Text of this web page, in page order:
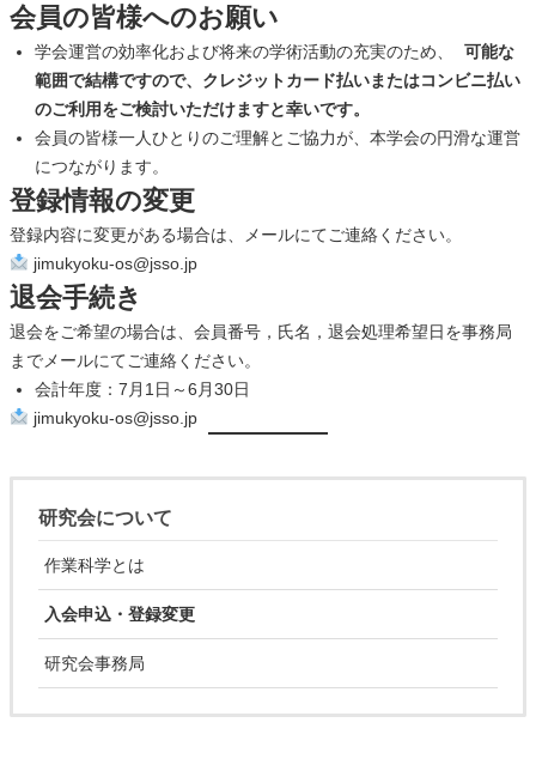
会員の皆様へのお願い
学会運営の効率化および将来の学術活動の充実のため、可能な
範囲で結構ですので、クレジットカード払いまたはコンビニ払い
のご利用をご検討いただけますと幸いです。
会員の皆様一人ひとりのご理解とご協力が、本学会の円滑な運営
につながります。
登録情報の変更
登録内容に変更がある場合は、メールにてご連絡ください。
jimukyoku-os@jsso.jp
退会手続き
退会をご希望の場合は、会員番号，氏名，退会処理希望日を事務局
までメールにてご連絡ください。
会計年度：7月1日～6月30日
jimukyoku-os@jsso.jp
研究会について
作業科学とは
入会申込・登録変更
研究会事務局